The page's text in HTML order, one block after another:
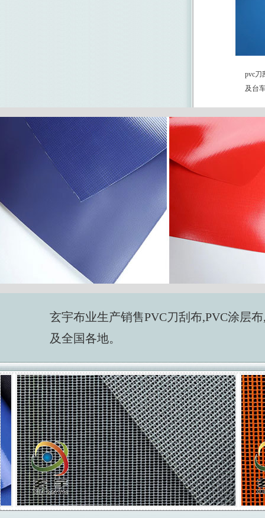
pvc刀
及台
玄宇布业生产销售PVC刀刮布,PVC涂层
及全国各地。